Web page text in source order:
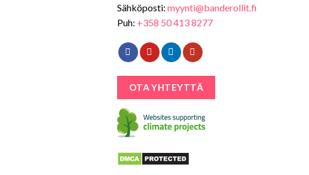
Sähköposti: myynti@banderollit.fi
Puh: +358 50 413 8277
OTA YHTEYTTÄ